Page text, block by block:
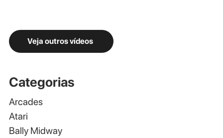
Veja outros vídeos
Categorias
Arcades
Atari
Bally Midway